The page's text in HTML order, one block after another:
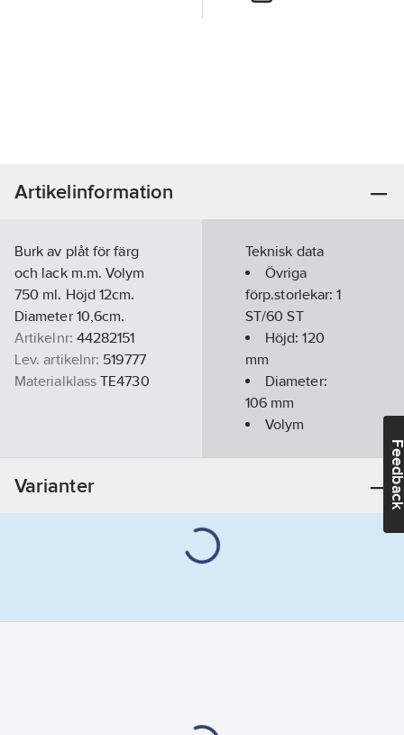
Artikelinformation
Burk av plåt för färg
och lack m.m. Volym
750 ml. Höjd 12cm.
Diameter 10,6cm.
Artikelnr: 44282151
Lev. artikelnr: 519777
Materialklass TE4730
Teknisk data
Övriga
förp.storlekar:1
ST/60 ST
Höjd:120
mm
Diameter:
106 mm
Volym
Varianter